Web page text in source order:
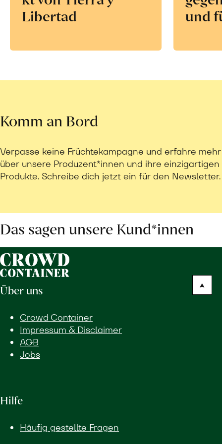
Libertad
und
Komm an Bord
Verpasse keine Früchtekampagne und erfahre mehr
über unsere Produzent*innen und ihre einzigartigen
Produkte. Schreibe dich jetzt ein für den Newsletter.
Das sagen unsere Kund*innen
Über uns
Crowd Container
Impressum & Disclaimer
AGB
Jobs
Hilfe
Häufig gestellte Fragen